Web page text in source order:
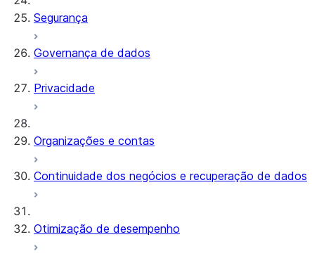
Segurança
Governança de dados
Privacidade
Organizações e contas
Continuidade dos negócios e recuperação de dados
Otimização de desempenho